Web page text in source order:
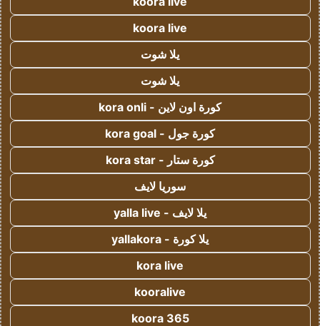
koora live
يلا شوت
يلا شوت
كورة اون لاين - kora onli
كورة جول - kora goal
كورة ستار - kora star
سوريا لايف
يلا لايف - yalla live
يلا كورة - yallakora
kora live
kooralive
koora 365